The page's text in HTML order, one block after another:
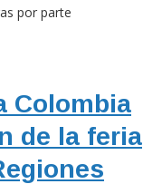
por parte
Colombia
de la feria